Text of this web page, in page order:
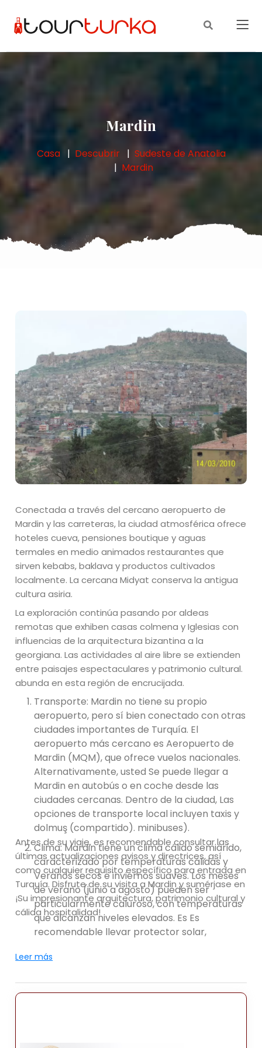
Mardin
Casa Descubrir
Sudeste de Anatolia
Mardin
Conectada a través del cercano aeropuerto de
Mardin y las carreteras, la ciudad atmosférica ofrece
hoteles cueva, pensiones boutique y aguas
termales en medio animados restaurantes que
sirven kebabs, baklava y productos cultivados
localmente. La cercana Midyat conserva la antigua
cultura asiria.
La exploración continúa pasando por aldeas
remotas que exhiben casas colmena y Iglesias con
influencias de la arquitectura bizantina a la
georgiana. Las actividades al aire libre se extienden
entre paisajes espectaculares y patrimonio cultural.
abunda en esta región de encrucijada.
Transporte: Mardin no tiene su propio
aeropuerto, pero sí bien conectado con otras
ciudades importantes de Turquía. El
aeropuerto más cercano es Aeropuerto de
Mardin (MQM), que ofrece vuelos nacionales.
Alternativamente, usted Se puede llegar a
Mardin en autobús o en coche desde las
ciudades cercanas. Dentro de la ciudad, Las
opciones de transporte local incluyen taxis y
dolmuş (compartido). minibuses).
Clima: Mardin tiene un clima cálido semiárido,
caracterizado por temperaturas cálidas y
Veranos secos e inviernos suaves. Los meses
de verano (junio a agosto) pueden ser
particularmente caluroso, con temperaturas
que alcanzan niveles elevados. Es Es
recomendable llevar protector solar,
para visitar Mardin es durante la primavera
Antes de su viaje, es recomendable consultar las
últimas actualizaciones avisos y directrices, así
como cualquier requisito específico para entrada en
Turquía. Disfrute de su visita a Mardin y sumérjase en
¡Su impresionante arquitectura, patrimonio cultural y
cálida hospitalidad!
Leer más